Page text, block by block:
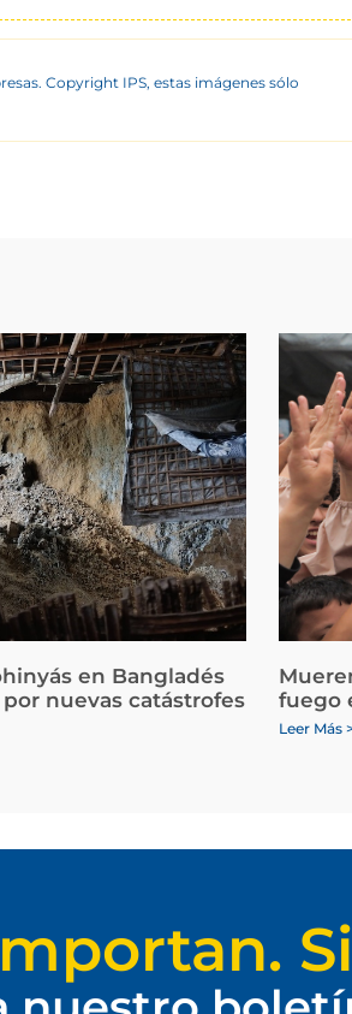
Copyright IPS, estas imágenes sólo
en Bangladés
nuevas catástrofes
fuego
Leer Más